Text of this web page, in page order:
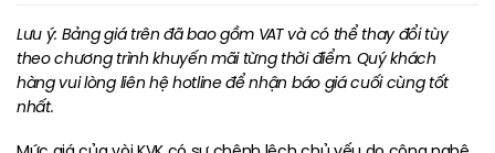
Lưu ý: Bảng giá trên đã bao gồm VAT và có thể thay đổi tùy
theo chương trình khuyến mãi từng thời điểm. Quý khách
hàng vui lòng liên hệ hotline để nhận báo giá cuối cùng tốt
nhất.